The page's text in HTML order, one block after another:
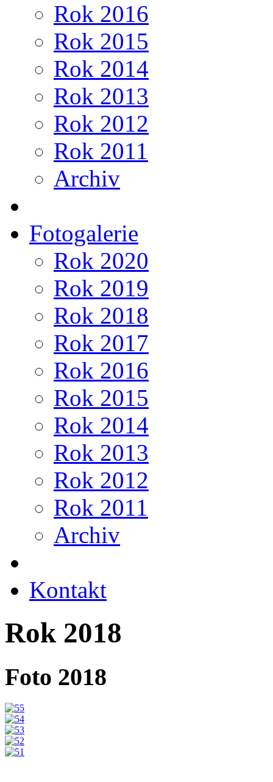
Rok 2016
Rok 2015
Rok 2014
Rok 2013
Rok 2012
Rok 2011
Archiv
Fotogalerie
Rok 2020
Rok 2019
Rok 2018
Rok 2017
Rok 2016
Rok 2015
Rok 2014
Rok 2013
Rok 2012
Rok 2011
Archiv
Kontakt
Rok 2018
Foto 2018